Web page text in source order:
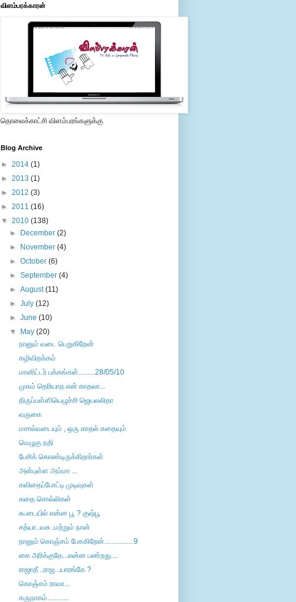
விளம்பரக்காரன்
தொலைக்காட்சி விளம்பரங்களுக்கு
Blog Archive
► 2014 (1)
► 2013 (1)
► 2012 (3)
► 2011 (16)
▼ 2010 (138)
►
December(2)
►
November(4)
►October(6)
►September(4)
►August(11)
►July(12)
►June(10)
▼
May(20)
நானும் வடை பெறுகிறேன்
கழிவிறக்கம்
மானிட்டர் பக்கங்கள்.........28/05/10
முகம் தெரியாத என் காதலா...
திருப்பள்ளியெழுச்சி ஜெயலலிதா
வருகை
மசால்வடையும் , ஒரு காதல் கதையும்
மெழுகு நதி
பேசிக் கொண்டிருக்கிறார்கள்
அன்புள்ள அம்மா ...
கவிதைப்போட்டி முடிவுகள்
கதை சொல்லிகள்
கூடையில் என்ன பூ ? குஷ்பூ
சத்யா..வசு..மற்றும் நான்
நானும் கொஞ்சம் பேசுகிறேன்................9
கை அரிக்குதே...என்ன பண்றது....
ராஜாதீ ..ராஜ...யாரங்கே ?
கொஞ்சம் ராவா...
கருநாகம்............